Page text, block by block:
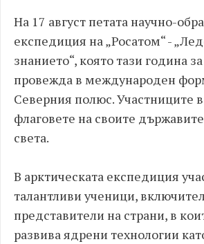
На 17 август петата научно-
експедиция на „Росатом“ -
знанието“, която тази година
провежда в международен
Северния полюс. Участниците
флаговете на своите
света.
В арктическата експедиция
талантливи ученици,
представители на страни, в
развива ядрени технологии